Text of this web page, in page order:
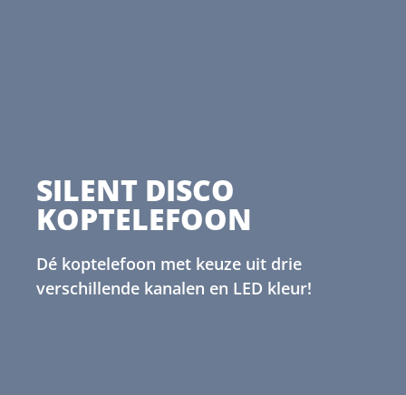
SILENT DISCO
KOPTELEFOON
Dé koptelefoon met keuze uit drie
verschillende kanalen en LED kleur!